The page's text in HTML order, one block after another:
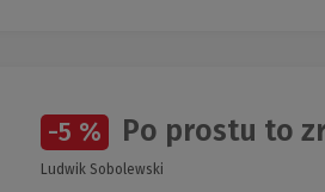
-5 % Po prostu to
Ludwik Sobolewski